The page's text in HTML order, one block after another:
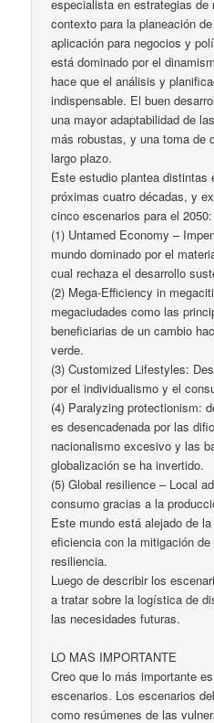
especialista en estrategias de
contexto para la planeación
aplicación para negocios y
está dominado por el
hace que el análisis y
indispensable. El buen
una mayor adaptabilidad de
más robustas, y una toma de
largo plazo.
Este estudio plantea distintas
próximas cuatro décadas, y
cinco escenarios para el 2050:
(1) Untamed Economy –
mundo dominado por el
cual rechaza el desarrollo
(2) Mega-Efficiency in
megaciudades como las
beneficiarias de un cambio
verde.
(3) Customized Lifestyles:
por el individualismo y el
(4) Paralyzing protectionism:
es desencadenada por las
nacionalismo excesivo y las
globalización se ha invertido.
(5) Global resilience – Local
consumo gracias a la
Este mundo está alejado de
eficiencia con la mitigación
resiliencia.
Luego de describir los
a tratar sobre la logística de
las necesidades futuras.
LO MAS IMPORTANTE
Creo que lo más importante
escenarios. Los escenarios
como resúmenes de las